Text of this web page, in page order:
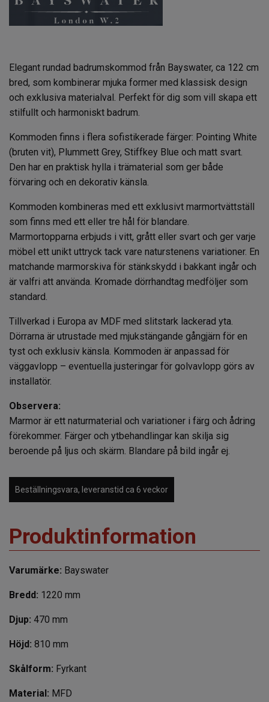
Elegant rundad badrumskommod från Bayswater, ca 122 cm
bred, som kombinerar mjuka former med klassisk design
och exklusiva materialval. Perfekt för dig som vill skapa ett
stilfullt och harmoniskt badrum.
Kommoden finns i flera sofistikerade färger: Pointing White
(bruten vit), Plummett Grey, Stiffkey Blue och matt svart.
Den har en praktisk hylla i trämaterial som ger både
förvaring och en dekorativ känsla.
Kommoden kombineras med ett exklusivt marmortvättställ
som finns med ett eller tre hål för blandare.
Marmortopparna erbjuds i vitt, grått eller svart och ger varje
möbel ett unikt uttryck tack vare naturstenens variationer. En
matchande marmorskiva för stänkskydd i bakkant ingår och
är valfri att använda. Kromade dörrhandtag medföljer som
standard.
Tillverkad i Europa av MDF med slitstark lackerad yta.
Dörrarna är utrustade med mjukstängande gångjärn för en
tyst och exklusiv känsla. Kommoden är anpassad för
väggavlopp – eventuella justeringar för golvavlopp görs av
installatör.
Observera:
Marmor är ett naturmaterial och variationer i färg och ådring
förekommer. Färger och ytbehandlingar kan skilja sig
beroende på ljus och skärm. Blandare på bild ingår ej.
Beställningsvara, leveranstid ca 6 veckor
Produktinformation
Varumärke: Bayswater
Bredd: 1220 mm
Djup: 470 mm
Höjd: 810 mm
Skålform: Fyrkant
Material: MFD